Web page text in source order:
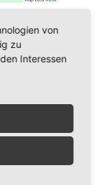
von
zu
Interessen